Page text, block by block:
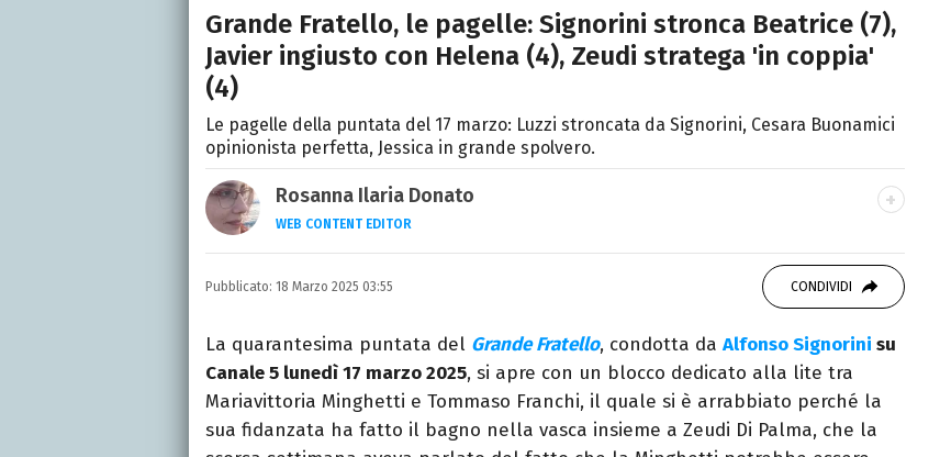
Grande Fratello, le pagelle: Signorini stronca Beatrice (7),
Javier ingiusto con Helena (4), Zeudi stratega 'in coppia'
(4)
Le pagelle della puntata del 17 marzo: Luzzi stroncata da Signorini, Cesara Buonamici
opinionista perfetta, Jessica in grande spolvero.
Rosanna Ilaria Donato
WEB CONTENT EDITOR
Laureata in Linguaggi dei Media, mi dedico al mondo
dell’intrattenimento da 10 anni. Ho lavorato come web content editor
Pubblicato: 18 Marzo 2025 03:55 CONDIVIDI
La quarantesima puntata del Grande Fratello, condotta da Alfonso Signorini su
Canale 5 lunedì 17 marzo 2025, si apre con un blocco dedicato alla lite tra
Mariavittoria Minghetti e Tommaso Franchi, il quale si è arrabbiato perché la
sua fidanzata ha fatto il bagno nella vasca insieme a Zeudi Di Palma, che la